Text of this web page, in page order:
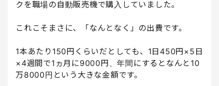
クを職場の自動販売機で購入していました。
これこそまさに、「なんとなく」の出費です。
1本あたり150円くらいだとしても、1日450円×5日
×4週間で1ヵ月に9000円、年間にするとなんと10
万8000円という大きな金額です。